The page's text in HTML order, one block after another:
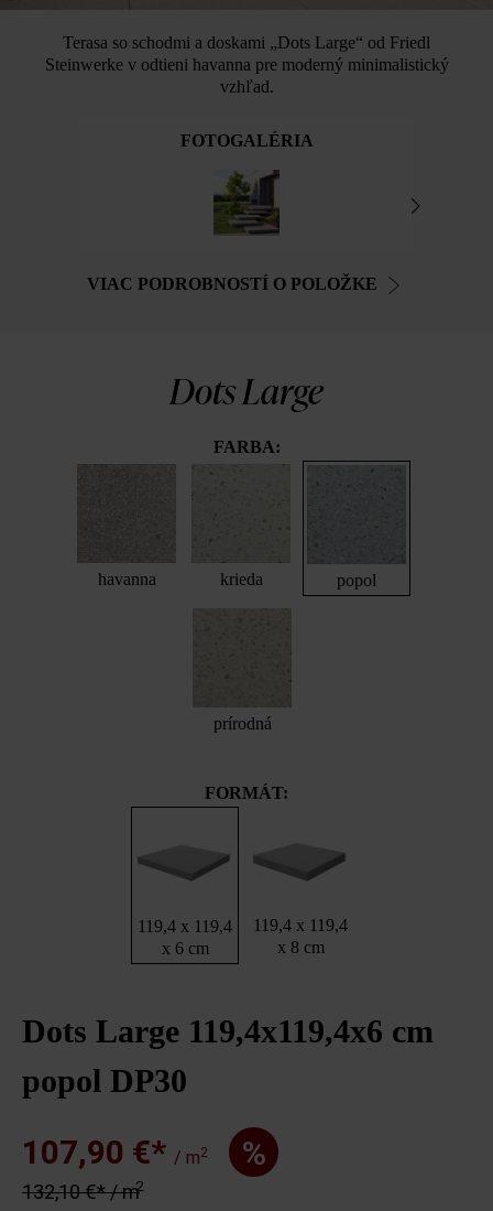
Terasa so schodmi a doskami „Dots Large“ od Friedl
Steinwerke v odtieni havanna pre moderný minimalistický
vzhľad.
FOTOGALÉRIA
VIAC PODROBNOSTÍ O POLOŽKE
Dots Large
FARBA:
havanna krieda popol
prírodná
FORMÁT:
119,4 x 119,4
x 6 cm
119,4 x 119,4
x 8 cm
Dots Large 119,4x119,4x6 cm
popol DP30
107,90 €* / m2 %
132,10 €* / m2